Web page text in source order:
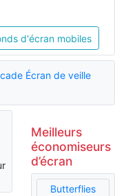
d'écran mobiles
Écran de veille
Meilleurs
économiseurs
d’écran
Butterflies